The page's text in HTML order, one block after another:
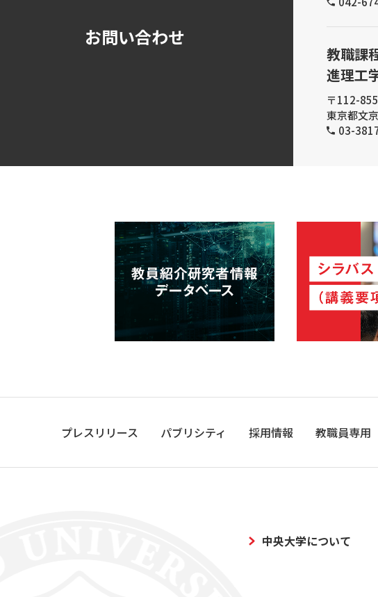
お問い合わせ
教職課
進理工
〒112-
東京都文
03-
プレスリリース パブリシティ 採用情報 教職員専用
中央大学について